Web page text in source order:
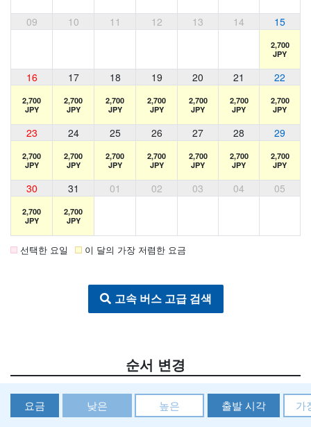
09 10 11 12 13 14 15
2,700
JPY
16 17 18 19 20 21 22
2,700
JPY
2,700
JPY
2,700
JPY
2,700
JPY
2,700
JPY
2,700
JPY
2,700
JPY
23 24 25 26 27 28 29
2,700
JPY
2,700
JPY
2,700
JPY
2,700
JPY
2,700
JPY
2,700
JPY
2,700
JPY
30 31 01 02 03 04 05
2,700
JPY
2,700
JPY
선택한 요일 이 달의 가장 저렴한 요금
고속 버스 고급 검색
순서 변경
요금 낮은 높은 출발 시각 가